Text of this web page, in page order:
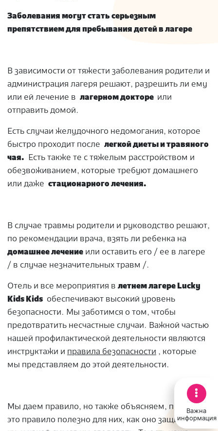
Важна
информация
Заболевания могут стать серьезным
препятствием для пребывания детей в лагере
В зависимости от тяжести заболевания родители и
администрация лагеря решают, разрешить ли ему
или ей лечение в лагерном докторе или
отправить домой.
Есть случаи желудочного недомогания, которое
быстро проходит после легкой диеты и травяного
чая. Есть также те с тяжелым расстройством и
обезвоживанием, которые требуют домашнего
или даже стационарного лечения.
В случае травмы родители и руководство решают,
по рекомендации врача, взять ли ребенка на
домашнее лечение или оставить его / ее в лагере
/ в случае незначительных травм /.
Отель и все мероприятия в летнем лагере Lucky
Kids Kids обеспечивают высокий уровень
безопасности. Мы заботимся о том, чтобы
предотвратить несчастные случаи. Важной частью
нашей профилактической деятельности являются
инструктажи и правила безопасности , которые
мы представляем до этой деятельности.
Мы даем правило, но также объясняем, почему
это правило полезно для них, как оно защищает